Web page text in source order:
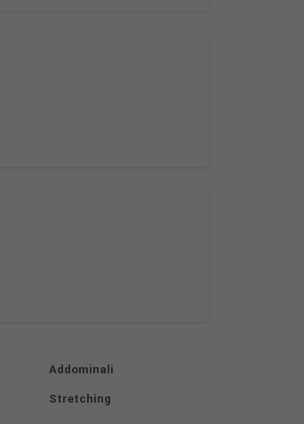
Addominali
Stretching